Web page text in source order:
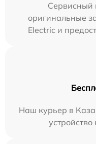
Сервисный
оригинальные
Electric и
Наш курьер в